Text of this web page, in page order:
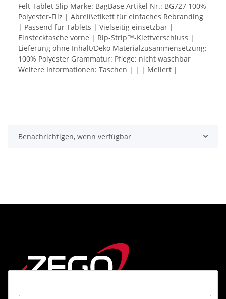
Felt Tablet Slip Marke: BagBase Artikel Nr.: BG727 100%
Polyester-Filz | Abreißetikett für einfaches Rebranding
| Passend für Tablets | Vielseitig einsetzbar |
Einstecktasche vorne | Rip-Strip™-Klettverschluss |
Lieferung ohne Inhalt/Deko Materialzusammensetzung:
100% Polyester Grammatur: Pflege: nicht waschbar
Weitere Informationen: Taschen | | | Meliert |
Benachrichtigen, wenn verfügbar